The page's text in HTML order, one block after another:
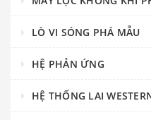
LÒ VI SÓNG PHÁ MẪU
HỆ PHẢN ỨNG
HỆ THỐNG LAI